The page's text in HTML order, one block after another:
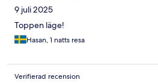
9 juli 2025
Toppen läge!
Hasan, 1 natts resa
Verifierad recension